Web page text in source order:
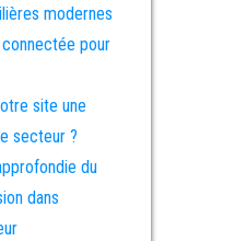
modernes
pour
site une
secteur ?
du
dans